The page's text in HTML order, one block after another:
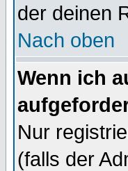
der deinen
Nach oben
Wenn ich
Nur
(falls der